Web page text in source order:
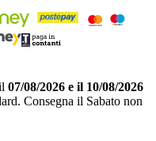
07/08/2026 e il 10/08/2026
Consegna il Sabato non